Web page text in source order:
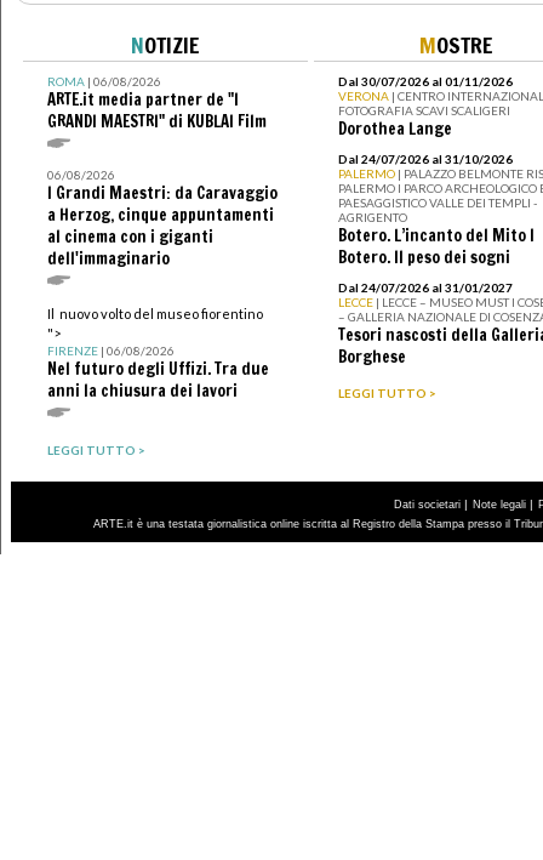
NOTIZIE
ROMA| 06/08/2026
ARTE.it media partner de "I
GRANDI MAESTRI" di KUBLAI Film
06/08/2026
I Grandi Maestri: da Caravaggio
a Herzog, cinque appuntamenti
al cinema con i giganti
dell'immaginario
Il nuovo volto del museo fiorentino
">
FIRENZE| 06/08/2026
Nel futuro degli Uffizi. Tra due
anni la chiusura dei lavori
LEGGI TUTTO >
MOSTRE
Dal 30/07/2026 al 01/11/2026
VERONA | CENTRO
FOTOGRAFIA SCAVI SCALIGERI
Dorothea Lange
Dal 24/07/2026 al 31/10/2026
PALERMO | PALAZZO BELMONTE
PALERMO I PARCO ARCHEOLOGICO
PAESAGGISTICO VALLE DEI TEMPLI -
AGRIGENTO
Botero. L’incanto del Mito I
Botero. Il peso dei sogni
Dal 24/07/2026 al 31/01/2027
LECCE | LECCE – MUSEO MUST I
– GALLERIA NAZIONALE DI
Tesori nascosti della
Borghese
LEGGI TUTTO >
Dati societari | Note legali |
ARTE.it è una testata giornalistica online iscritta al Registro della Stampa presso il